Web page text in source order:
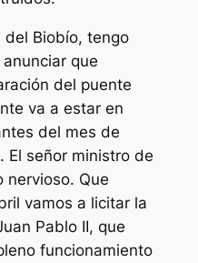
del Biobío, tengo
que
del puente
va a estar en
del mes de
El señor ministro de
nervioso. Que
vamos a licitar la
Pablo II, que
funcionamiento